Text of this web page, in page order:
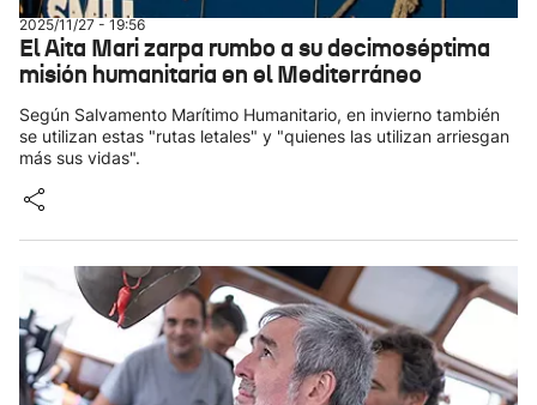
2025/11/27 - 19:56
El Aita Mari zarpa rumbo a su decimoséptima
misión humanitaria en el Mediterráneo
Según Salvamento Marítimo Humanitario, en invierno también
se utilizan estas "rutas letales" y "quienes las utilizan arriesgan
más sus vidas".